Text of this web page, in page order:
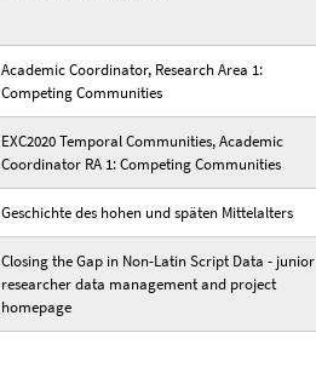
Academic Coordinator, Research Area 1:
Competing Communities
EXC2020 Temporal Communities, Academic
Coordinator RA 1: Competing Communities
Geschichte des hohen und späten Mittelalters
Closing the Gap in Non-Latin Script Data - junior
researcher data management and project
homepage